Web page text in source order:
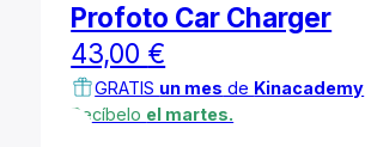
Profoto Car Charger
43,00 €
GRATIS un mes de Kinacademy
Recíbelo el martes.